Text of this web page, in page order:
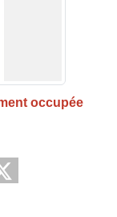
occupée